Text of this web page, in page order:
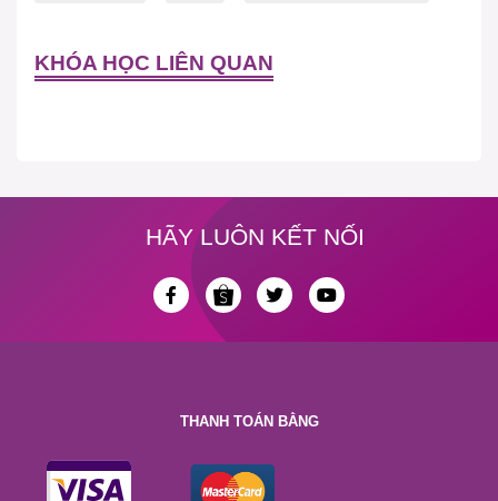
KHÓA HỌC LIÊN QUAN
HÃY LUÔN KẾT NỐI
THANH TOÁN BẰNG